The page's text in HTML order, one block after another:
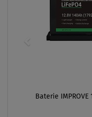
Baterie IMPROVE